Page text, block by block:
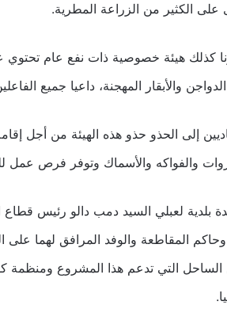
على الكثير من الزراعة المطرية.
كذلك هيئة خصوصية ذات نفع عام تحتوي
والأبقار المهجنة، داعيا جميع
إلى الحذو حذو هذه الهيئة من أجل
والفواكه والأسماك وتوفر فرص عمل
بلدية لعبلي السيد دمب دالو رئيس
وحاكم المقاطعة والوفد المرافق لهما على
الساحل التي تدعم هذا المشروع ومنظمة